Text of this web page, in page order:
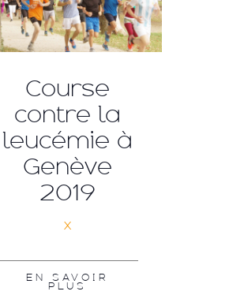
Course
contre la
leucémie à
Genève
2019
x
EN SAVOIR
PLUS